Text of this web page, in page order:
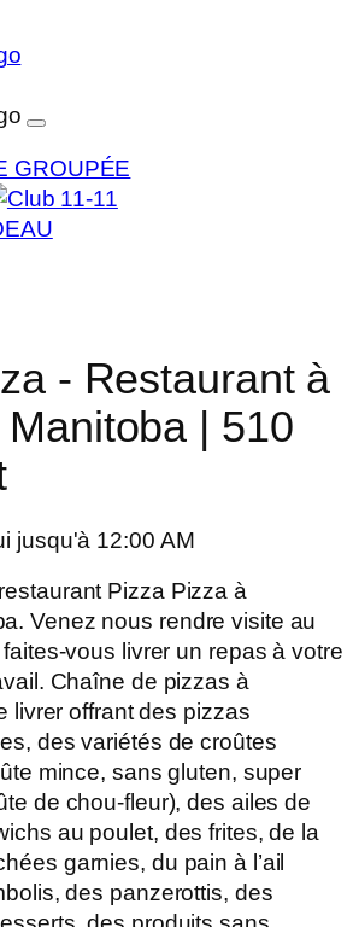
GROUPÉE
- Restaurant à
| 510
jusqu'à 12:00 AM
Pizza Pizza à
Venez nous rendre visite au
vous livrer un repas à votre
Chaîne de pizzas à
livrer offrant des pizzas
des variétés de croûtes
mince, sans gluten, super
de chou-fleur), des ailes de
au poulet, des frites, de la
garnies, du pain à l’ail
des panzerottis, des